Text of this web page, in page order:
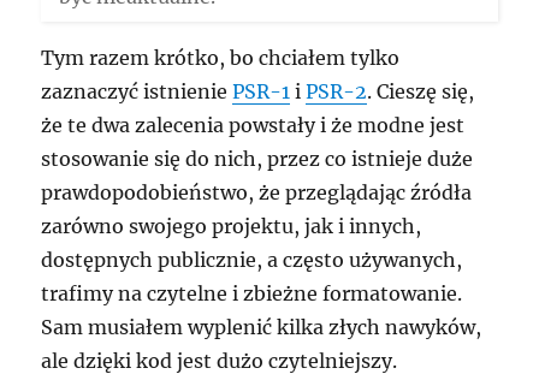
Tym razem krótko, bo chciałem tylko
zaznaczyć istnieniePSR-1 iPSR-2. Cieszę się,
że te dwa zalecenia powstały i że modne jest
stosowanie się do nich, przez co istnieje duże
prawdopodobieństwo, że przeglądając źródła
zarówno swojego projektu, jak i innych,
dostępnych publicznie, a często używanych,
trafimy na czytelne i zbieżne formatowanie.
Sam musiałem wyplenić kilka złych nawyków,
ale dzięki kod jest dużo czytelniejszy.